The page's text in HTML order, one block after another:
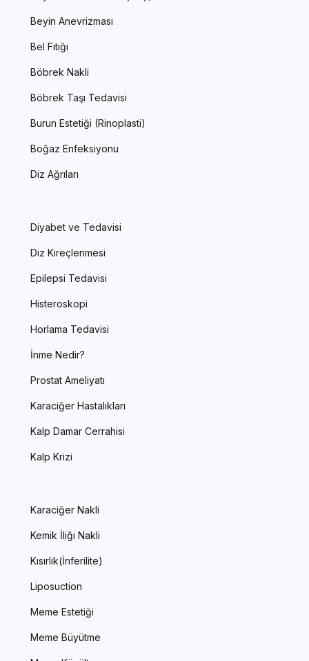
Beyin Anevrizması
Bel Fıtığı
Böbrek Nakli
Böbrek Taşı Tedavisi
Burun Estetiği (Rinoplasti)
Boğaz Enfeksiyonu
Diz Ağrıları
Diyabet ve Tedavisi
Diz Kireçlenmesi
Epilepsi Tedavisi
Histeroskopi
Horlama Tedavisi
İnme Nedir?
Prostat Ameliyatı
Karaciğer Hastalıkları
Kalp Damar Cerrahisi
Kalp Krizi
Karaciğer Nakli
Kemik İliği Nakli
Kısırlık(İnferilite)
Liposuction
Meme Estetiği
Meme Büyütme